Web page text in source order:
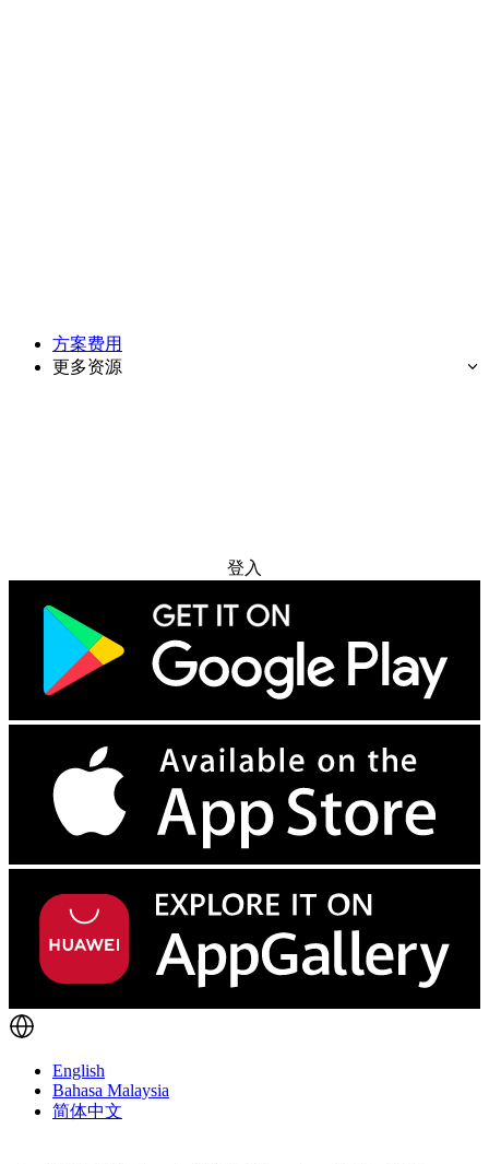
方案费用
更多资源
登入
English
Bahasa Malaysia
简体中文